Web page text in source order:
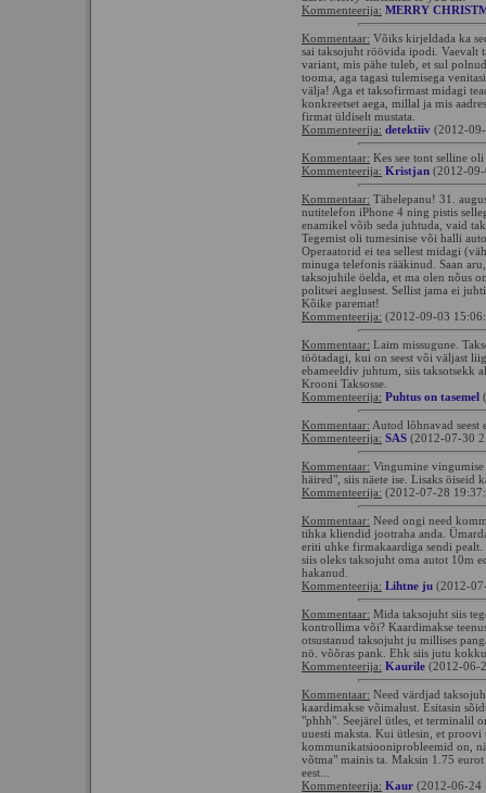
Kommenteerija: MERRY
Kommentaar: Võiks kirjeldada ka
sai taksojuht röövida ipodi. Vaevalt
variant, mis pähe tuleb, et sul
tooma, aga tagasi tulemisega
välja! Aga et taksofirmast midagi
konkreetset aega, millal ja mis
firmat üldiselt mustata.
Kommenteerija: detektiiv (2012-
Kommentaar: Kes see tont selline
Kommenteerija: Kristjan (2012-
Kommentaar: Tähelepanu! 31.
nutitelefon iPhone 4 ning pistis
enamikel võib seda juhtuda, vaid
Tegemist oli tumesinise või halli
Operaatorid ei tea sellest midagi
minuga telefonis rääkinud. Saan
taksojuhile öelda, et ma olen nõus
politsei aeglusest. Sellist jama ei
Kõike paremat!
Kommenteerija: (2012-09-03
Kommentaar: Laim missugune.
töötadagi, kui on seest või väljast
ebameeldiv juhtum, siis taksotsekk
Krooni Taksosse.
Kommenteerija: Puhtus on tasemel
Kommentaar: Autod lõhnavad seest
Kommenteerija: SAS (2012-07-30
Kommentaar: Vingumine vingumise
häired", siis näete ise. Lisaks öiseid
Kommenteerija: (2012-07-28
Kommentaar: Need ongi need
tihka kliendid jootraha anda.
eriti uhke firmakaardiga sendi
siis oleks taksojuht oma autot 10m
hakanud.
Kommenteerija: Lihtne ju (2012-
Kommentaar: Mida taksojuht siis
kontrollima või? Kaardimakse
otsustanud taksojuht ju millises
nö. võõras pank. Ehk siis jutu
Kommenteerija: Kaurile (2012-06-
Kommentaar: Need värdjad
kaardimakse võimalust. Esitasin
"phhh". Seejärel ütles, et terminalil
uuesti maksta. Kui ütlesin, et
kommunikatsiooniprobleemid on,
võtma" mainis ta. Maksin 1.75 eurot
eest...
Kommenteerija: Kaur (2012-06-24